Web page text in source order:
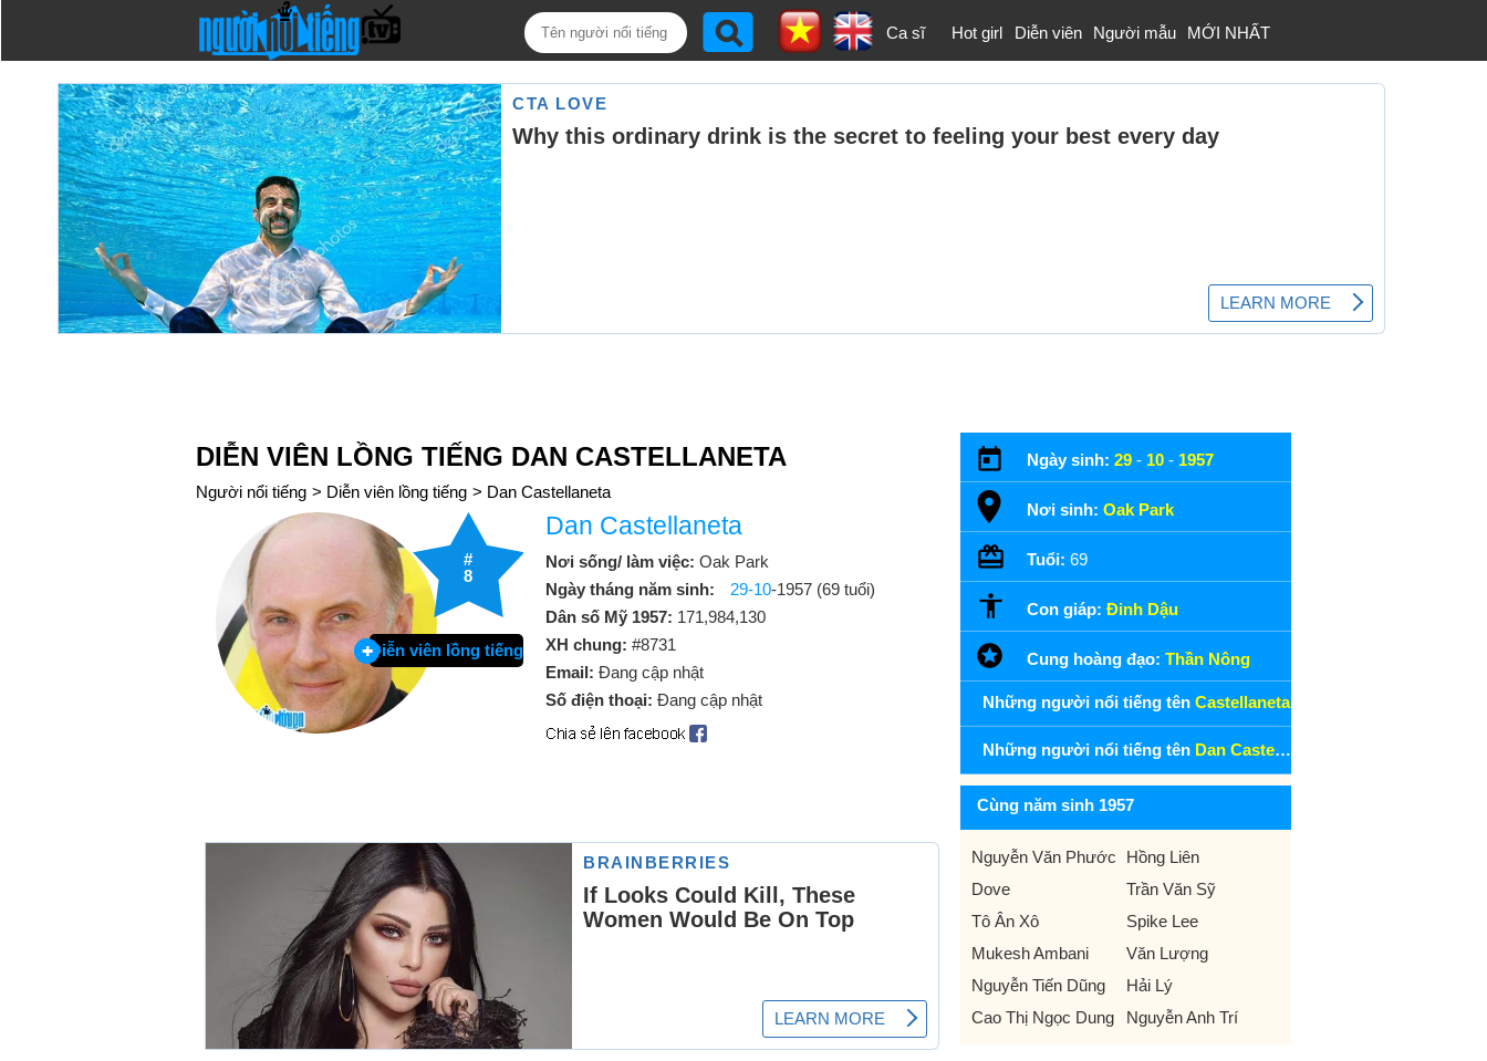
Ca sĩ Hot girl Diễn viên Người mẫu MỚI NHẤT
DIỄN VIÊN LỒNG TIẾNG DAN CASTELLANETA
Người nổi tiếng > Diễn viên lồng tiếng > Dan Castellaneta
#
8
Diễn viên lồng tiếng
Dan Castellaneta
Nơi sống/ làm việc: Oak Park
Ngày tháng năm sinh:
29-10-1957 (69 tuổi)
Dân số Mỹ 1957: 171,984,130
XH chung: #8731
Email: Đang cập nhật
Số điện thoại: Đang cập nhật
Ngày sinh: 29 - 10 - 1957
Nơi sinh: Oak Park
Tuổi: 69
Con giáp: Đinh Dậu
Cung hoàng đạo: Thần Nông
Những người nổi tiếng tên Castellaneta
Những người nổi tiếng tên Dan Castellaneta
Cùng năm sinh 1957
Nguyễn Văn Phước
Hồng Liên
Dove
Trần Văn Sỹ
Tô Ân Xô
Spike Lee
Mukesh Ambani
Văn Lượng
Nguyễn Tiến Dũng
Hải Lý
Cao Thị Ngọc Dung
Nguyễn Anh Trí